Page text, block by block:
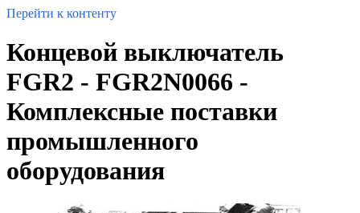
Перейти к контенту
Концевой выключатель
FGR2 - FGR2N0066 -
Комплексные поставки
промышленного
оборудования